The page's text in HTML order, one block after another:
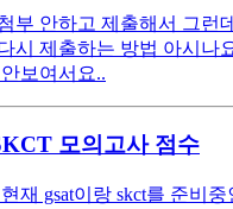
부 안하고 제출해서 그런
시 제출하는 방법 아시나
보여서요..
모의고사 점수
재 gsat이랑 skct를 준비